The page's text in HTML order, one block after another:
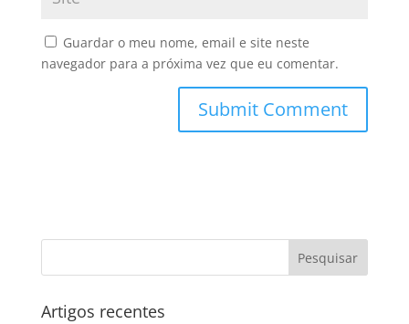
Guardar o meu nome, email e site neste
navegador para a próxima vez que eu comentar.
Artigos recentes